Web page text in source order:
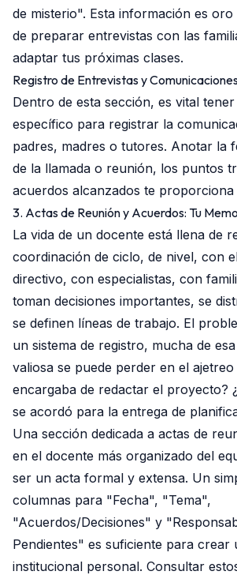
de misterio". Esta información es
de preparar entrevistas con las
adaptar tus próximas clases.
Registro de Entrevistas y
Dentro de esta sección, es vital
específico para registrar la
padres, madres o tutores. Anotar la
de la llamada o reunión, los puntos
acuerdos alcanzados te
3. Actas de Reunión y Acuerdos: Tu
La vida de un docente está llena de
coordinación de ciclo, de nivel, con
directivo, con especialistas, con
toman decisiones importantes, se
se definen líneas de trabajo. El
un sistema de registro, mucha de
valiosa se puede perder en el ajetreo
encargaba de redactar el proyecto?
se acordó para la entrega de
Una sección dedicada a actas de
en el docente más organizado del
ser un acta formal y extensa. Un
columnas para "Fecha", "Tema",
"Acuerdos/Decisiones" y
Pendientes" es suficiente para crear
institucional personal. Consultar